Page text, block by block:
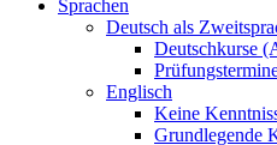
Sprachen
Deutsch als
Deutschkurse
Englisch
Keine
Grundlegende